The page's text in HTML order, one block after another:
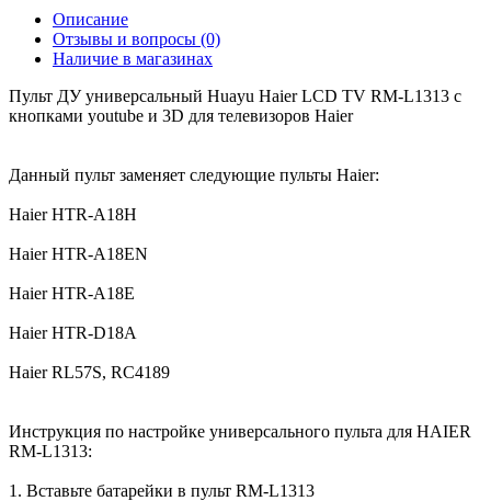
Описание
Отзывы и вопросы (0)
Наличие в магазинах
Пульт ДУ универсальный Huayu Haier LCD TV RM-L1313 с
кнопками youtube и 3D для телевизоров Haier
Данный пульт заменяет следующие пульты Haier:
Haier HTR-A18H
Haier HTR-A18EN
Haier HTR-A18E
Haier HTR-D18A
Haier RL57S, RC4189
Инструкция по настройке универсального пульта для HAIER
RM-L1313:
1. Вставьте батарейки в пульт RM-L1313